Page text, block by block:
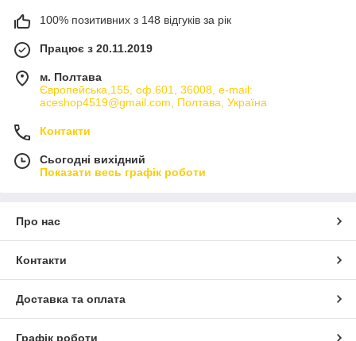
100% позитивних з 148 відгуків за рік
Працює з 20.11.2019
м. Полтава
Європейська,155, оф.601, 36008, e-mail:
aceshop4519@gmail.com, Полтава, Україна
Контакти
Сьогодні вихідний
Показати весь графік роботи
Про нас
Контакти
Доставка та оплата
Графік роботи